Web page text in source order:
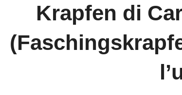
Krapfen di